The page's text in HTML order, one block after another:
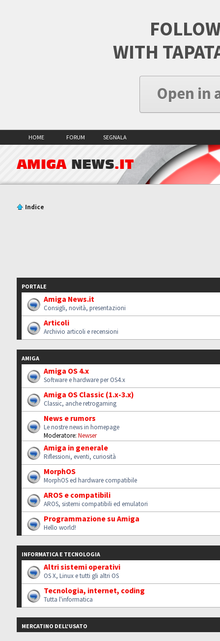
WITH
Open in
HOME FORUM SEGNALA
AMIGA NEWS.IT
Indice
PORTALE
Amiga News.it
Consigli, novità, presentazioni
Articoli
Archivio articoli e recensioni
AMIGA
Amiga OS 4.x
Software e hardware per OS4.x
Amiga OS Classic (1.x-3.x)
Classic, anche retrogaming
News e rumors
Le nostre news in homepage
Moderatore: Newser
Amiga in generale
Riflessioni, eventi, curiosità
MorphOS
MorphOS ed hardware compatibile
AROS e compatibili
AROS, sistemi compatibili ed emulatori
Programmazione su Amiga
Hello world!
INFORMATICA E TECNOLOGIA
Altri sistemi operativi
OS X, Linux e tutti gli altri OS
Tecnologia, internet, coding
Tutta l'informatica
MERCATINO DELL'USATO